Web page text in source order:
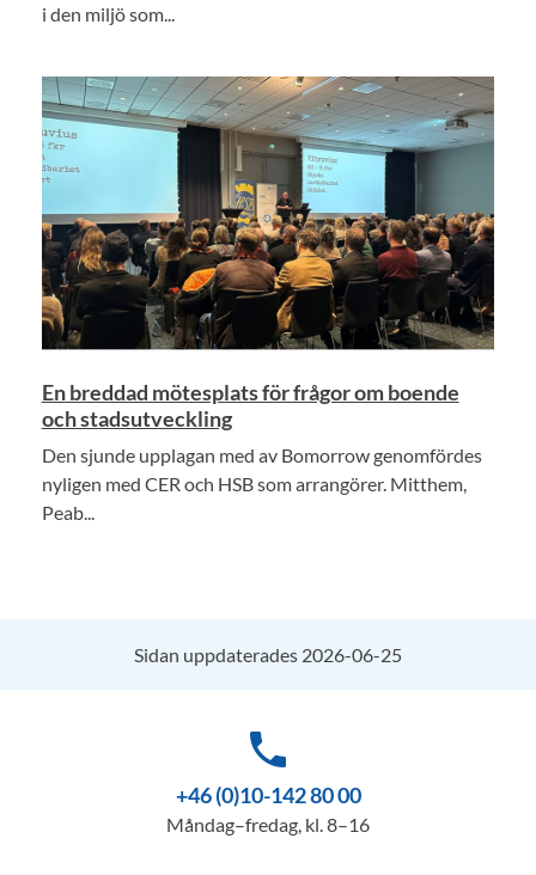
i den miljö som...
En breddad mötesplats för frågor om boende
och stadsutveckling
Den sjunde upplagan med av Bomorrow genomfördes
nyligen med CER och HSB som arrangörer. Mitthem,
Peab...
Sidan uppdaterades 2026-06-25
phone
+46 (0)10-142 80 00
Måndag–fredag, kl. 8–16